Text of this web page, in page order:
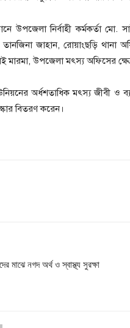
উপজেলা নির্বাহী কর্মকর্তা
তানজিনা জাহান, রোয়াংছড়ি
মারমা, উপজেলা মৎস্য অফিসের
অর্ধশতাধিক মৎস্য জীবী ও
বিতরণ করেন।
মাঝে নগদ অর্থ ও স্বাস্থ্য সুরক্ষা